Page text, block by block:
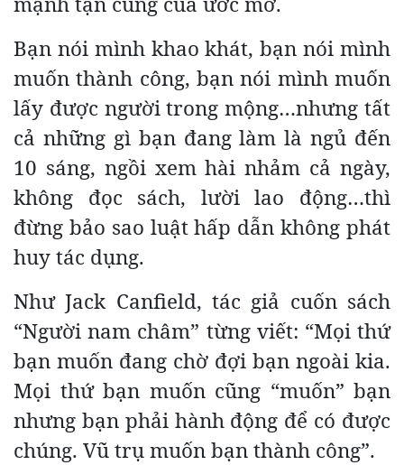
Bạn nói mình khao khát, bạn nói mình
muốn thành công, bạn nói mình muốn
lấy được người trong mộng…nhưng tất
cả những gì bạn đang làm là ngủ đến
10 sáng, ngồi xem hài nhảm cả ngày,
không đọc sách, lười lao động…thì
đừng bảo sao luật hấp dẫn không phát
huy tác dụng.
Như Jack Canfield, tác giả cuốn sách
“Người nam châm” từng viết: “Mọi thứ
bạn muốn đang chờ đợi bạn ngoài kia.
Mọi thứ bạn muốn cũng “muốn” bạn
nhưng bạn phải hành động để có được
chúng. Vũ trụ muốn bạn thành công”.